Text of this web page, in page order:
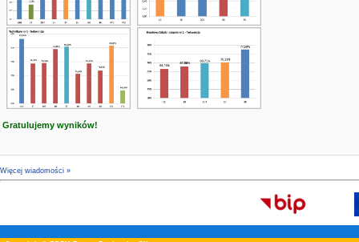
Gratulujemy wyników!
Więcej wiadomości »